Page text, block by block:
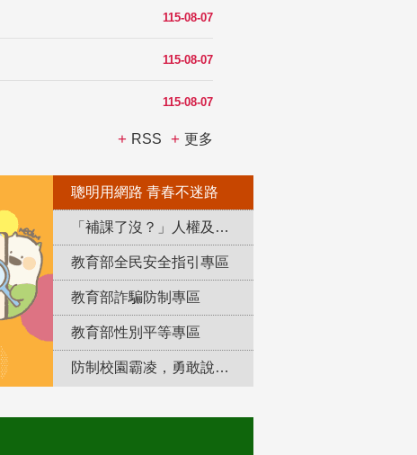
115-08-07
115-08-07
115-08-07
RSS 更多
聰明用網路 青春不迷路
「補課了沒？」人權及轉型正義教育專區
教育部全民安全指引專區
教育部詐騙防制專區
教育部性別平等專區
防制校園霸凌，勇敢說出來！